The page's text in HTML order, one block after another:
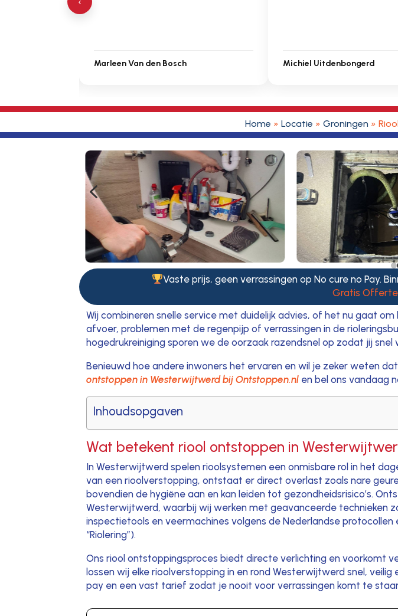
Marleen Van den Bosch Michiel Uitdenbongerd
Home » Locatie » Groningen »
4
Vaste prijs, geen verrassingen op No cure no Pay.
Gratis
Wij combineren snelle service met duidelijk advies, of het nu gaat
afvoer, problemen met de regenpijp of verrassingen in de
hogedrukreiniging sporen we de oorzaak razendsnel op zodat jij snel
Benieuwd hoe andere inwoners het ervaren en wil je zeker weten
ontstoppen in Westerwijtwerd bij Ontstoppen.nl en bel ons vandaag
Inhoudsopgaven
Wat betekent riool ontstoppen in
In Westerwijtwerd spelen rioolsystemen een onmisbare rol in het
van een rioolverstopping, ontstaat er direct overlast zoals nare
bovendien de hygiëne aan en kan leiden tot gezondheidsrisico’s.
Westerwijtwerd, waarbij wij werken met geavanceerde technieken
inspectietools en veermachines volgens de Nederlandse protocollen
“Riolering”).
Ons riool ontstoppingsproces biedt directe verlichting en voorkomt
lossen wij elke rioolverstopping in en rond Westerwijtwerd snel,
pay en een vast tarief zodat je nooit voor verrassingen komt te